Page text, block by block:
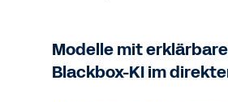
Modelle mit
Blackbox-KI im